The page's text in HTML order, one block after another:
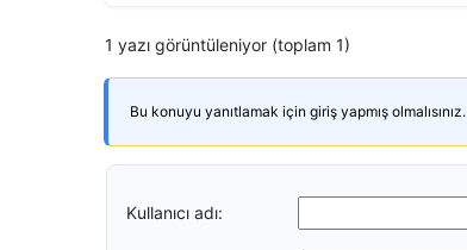
1 yazı görüntüleniyor (toplam 1)
Bu konuyu yanıtlamak için giriş yapmış olmalısınız.
Kullanıcı adı: